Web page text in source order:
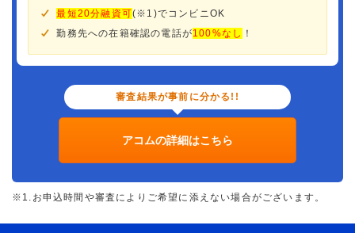
最短20分融資可(※1)でコンビニOK
勤務先への在籍確認の電話が100%なし ！
審査結果が事前に分かる!!
アコムの詳細はこちら
※1.お申込時間や審査によりご希望に添えない場合がございます。